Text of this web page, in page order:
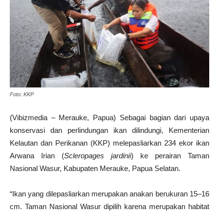
Foto: KKP
(Vibizmedia – Merauke, Papua) Sebagai bagian dari upaya
konservasi dan perlindungan ikan dilindungi, Kementerian
Kelautan dan Perikanan (KKP) melepasliarkan 234 ekor ikan
Arwana Irian (Scleropages jardinii) ke perairan Taman
Nasional Wasur, Kabupaten Merauke, Papua Selatan.
“Ikan yang dilepasliarkan merupakan anakan berukuran 15–16
cm. Taman Nasional Wasur dipilih karena merupakan habitat